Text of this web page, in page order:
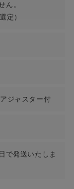
。
定）
ジャスター付
で発送いたしま